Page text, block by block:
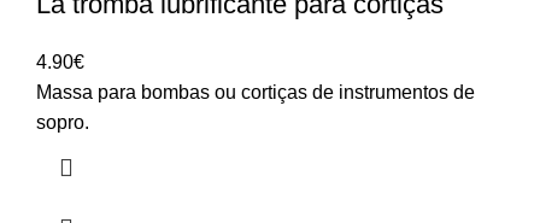
4.90€
Massa para bombas ou cortiças de instrumentos de
sopro.